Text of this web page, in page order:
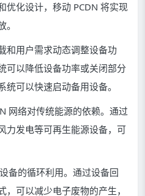
优化设计，移动 PCDN 将实现
和用户需求动态调整设备功
可以降低设备功率或关闭部分
可以快速启动备用设备。
网络对传统能源的依赖。通过
力发电等可再生能源设备，可
备的循环利用。通过设备回
可以减少电子废物的产生，